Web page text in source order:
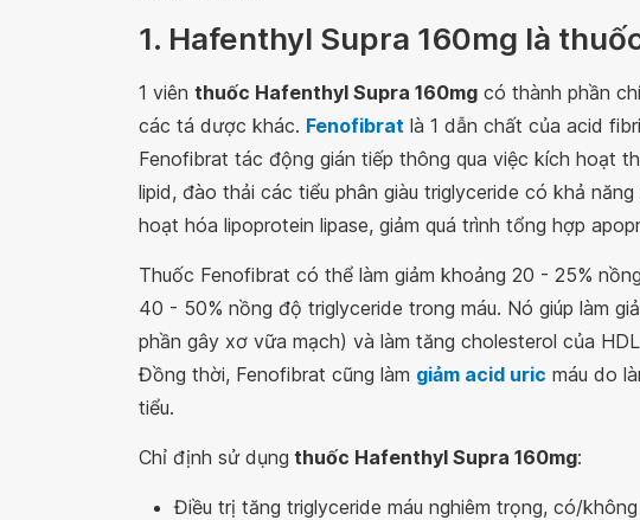
1. Hafenthyl Supra 160mg là
1 viên thuốc Hafenthyl Supra 160mg có thành phần
các tá dược khác. Fenofibrat là 1 dẫn chất của acid
Fenofibrat tác động gián tiếp thông qua việc kích hoạt
lipid, đào thải các tiểu phân giàu triglyceride có khả
hoạt hóa lipoprotein lipase, giảm quá trình tổng hợp
Thuốc Fenofibrat có thể làm giảm khoảng 20 - 25%
40 - 50% nồng độ triglyceride trong máu. Nó giúp làm
phần gây xơ vữa mạch) và làm tăng cholesterol của
Đồng thời, Fenofibrat cũng làm giảm acid uric máu do
tiểu.
Chỉ định sử dụng thuốc Hafenthyl Supra 160mg:
Điều trị tăng triglyceride máu nghiêm trọng, có/